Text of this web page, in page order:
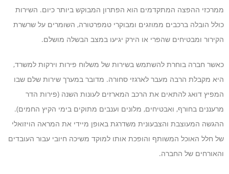
ממרכזי ההפצה המתקדמים הוא הפתרון המבוקש ביותר כיום. השירות
כולל הובלה ברכבים ממוזגים ומבוקרי טמפרטורה, השומרים על שרשרת
הקירור ומבטיחים שהפרי או הירק יגיעו במצב הבשלה מושלם.
כאשר חברה בוחרת להשתמש בשירות של משלוח פירות וירקות למשרד,
היא מקבלת הרבה מעבר לארגזי סחורה. מדובר במערך שירות שלם שבו
המפיץ דואג להתאים את הרכב המארזים לעונות השנה (פירות הדר
מרעננים בחורף, ואבטיחים, מלונים וענבים מתוקים בימי הקיץ החמים).
ההגשה המעוצבת והצבעונית משדרגת באופן מיידי את המראה הויזואלי
של חלל האוכל המשותף והופכת אותו למוקד משיכה חיובי עבור העובדים
והאורחים של החברה.